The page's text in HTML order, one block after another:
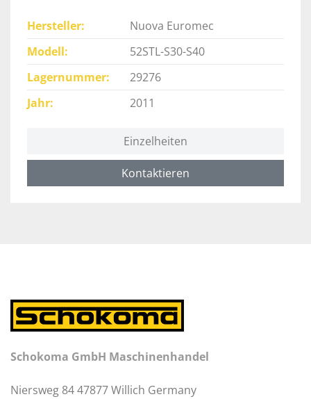
Hersteller
Nuova Euromec
Modell
52STL-S30-S40
Lagernummer
29276
Jahr
2011
Einzelheiten
Kontaktieren
Schokoma GmbH Maschinenhandel
Niersweg 84 47877 Willich Germany